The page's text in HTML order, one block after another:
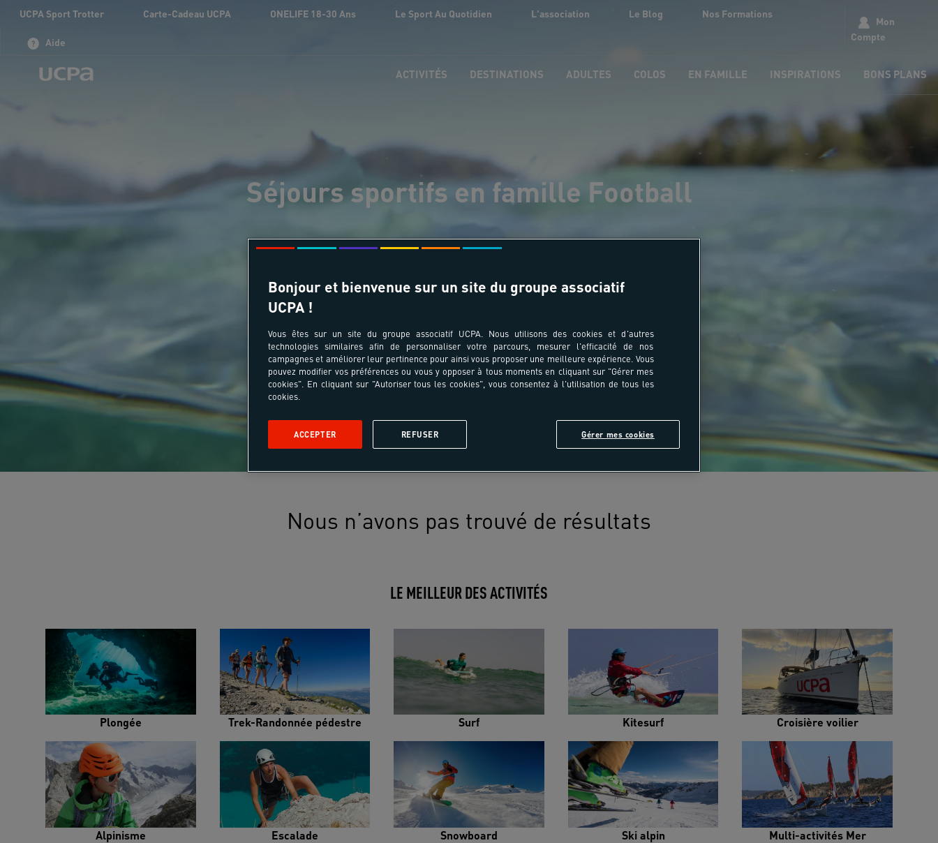
UCPA Sport Trotter Carte-Cadeau UCPA ONELIFE 18-30 Ans Le Sport Au Quotidien L'association Le Blog Nos Formations
Aide
Mon
Compte
ACTIVITÉS DESTINATIONS ADULTES COLOS EN FAMILLE INSPIRATIONS BONS PLANS
Séjours sportifs en famille Football
Nous n’avons pas trouvé de résultats
LE MEILLEUR DES ACTIVITÉS
Plongée Trek-Randonnée pédestre Surf Kitesurf Croisière voilier
Alpinisme Escalade Snowboard Ski alpin Multi-activités Mer
Bonjour et bienvenue sur un site du groupe associatif
UCPA !
Vous êtes sur un site du groupe associatif UCPA. Nous utilisons des cookies et d'autres
technologies similaires afin de personnaliser votre parcours, mesurer l'efficacité de nos
campagnes et améliorer leur pertinence pour ainsi vous proposer une meilleure expérience. Vous
pouvez modifier vos préférences ou vous y opposer à tous moments en cliquant sur "Gérer mes
cookies". En cliquant sur "Autoriser tous les cookies", vous consentez à l'utilisation de tous les
cookies.
Gérer mes cookies
REFUSER
ACCEPTER